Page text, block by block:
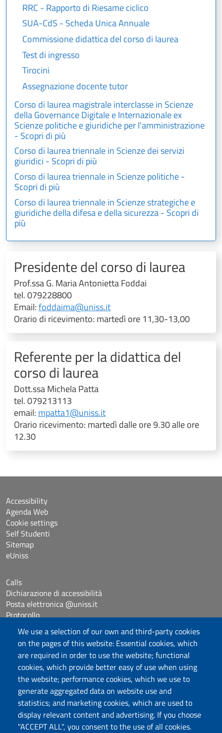
We use a selection of our own and third-party cookies
on the pages of this website: Essential cookies, which
are required in order to use the website; functional
cookies, which provide better easy of use when using
the website; performance cookies, which we use to
generate aggregated data on website use and
statistics; and marketing cookies, which are used to
display relevant content and advertising. If you choose
"ACCEPT ALL", you consent to the use of all cookies.
RRC - Rapporto di Riesame ciclico
SUA-CdS - Scheda Unica Annuale
Commissione didattica del corso di laurea
Test di ingresso
Tirocini
Assegnazione docente tutor
Corso di laurea magistrale interclasse in Scienze
della Governance Digitale e Internazionale ex
Scienze politiche e giuridiche per l'amministrazione
- Scopri di più
Corso di laurea triennale in Scienze dei servizi
giuridici - Scopri di più
Corso di laurea triennale in Scienze politiche -
Scopri di più
Corso di laurea triennale in Scienze strategiche e
giuridiche della difesa e della sicurezza - Scopri di
più
Presidente del corso di laurea
Prof.ssa G. Maria Antonietta Foddai
tel. 079228800
Email:foddaima@uniss.it
Orario di ricevimento: martedì ore 11,30-13,00
Referente per la didattica del
corso di laurea
Dott.ssa Michela Patta
tel. 079213113
email: mpatta1@uniss.it
Orario ricevimento: martedì dalle ore 9.30 alle ore
12.30
Università degli Studi di Sassari
Dipartimento di Giurisprudenza
Viale Mancini 5, 07100 Sassari
Fax: +39 079 228941
Accessibility
Agenda Web
Cookie settings
Self Studenti
Sitemap
eUniss
Calls
Dichiarazione di accessibilità
Posta elettronica @uniss.it
Protocollo
Follow us